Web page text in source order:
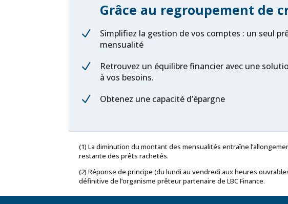
Grâce au regroupement de
N
Simplifiez la gestion de vos comptes : un seul
mensualité
N
Retrouvez un équilibre financier avec une
à vos besoins.
N Obtenez une capacité d’épargne
(1) La diminution du montant des mensualités entraîne
restante des prêts rachetés.
(2) Réponse de principe (du lundi au vendredi aux heures
définitive de l’organisme prêteur partenaire de LBC Finance.